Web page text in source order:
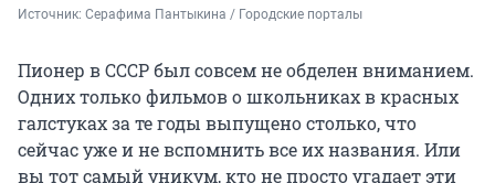
Источник: Серафима Пантыкина / Городские порталы
Пионер в СССР был совсем не обделен вниманием.
Одних только фильмов о школьниках в красных
галстуках за те годы выпущено столько, что
сейчас уже и не вспомнить все их названия. Или
вы тот самый уникум, кто не просто угадает эти